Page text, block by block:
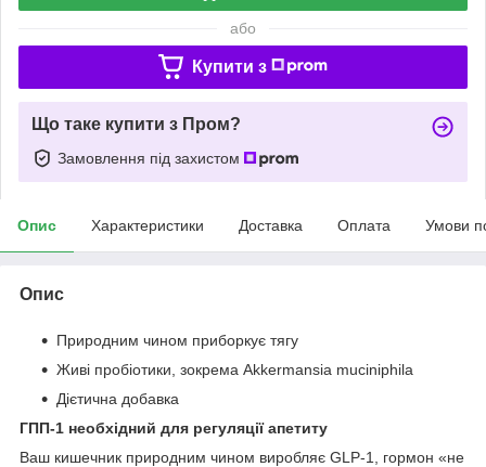
або
Купити з
Що таке купити з Пром?
Замовлення під захистом
Опис Характеристики Доставка Оплата Умови
Опис
Природним чином приборкує тягу
Живі пробіотики, зокрема Akkermansia muciniphila
Дієтична добавка
ГПП-1 необхідний для регуляції апетиту
Ваш кишечник природним чином виробляє GLP-1, гормон «не